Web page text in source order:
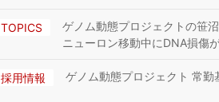
TOPICS
ゲノム動態プロジェクトの笹
ニューロン移動中にDNA損傷
採用情報 ゲノム動態プロジェクト 常